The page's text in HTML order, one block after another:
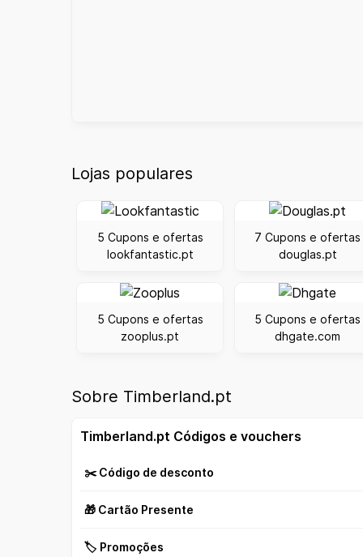
Lojas populares
5 Cupons e ofertas
lookfantastic.pt
7 Cupons e ofertas
douglas.pt
5 Cupons e ofertas
zooplus.pt
5 Cupons e ofertas
dhgate.com
Sobre Timberland.pt
Timberland.pt Códigos e vouchers
✂️ Código de desconto
🎁 Cartão Presente
🏷️ Promoções